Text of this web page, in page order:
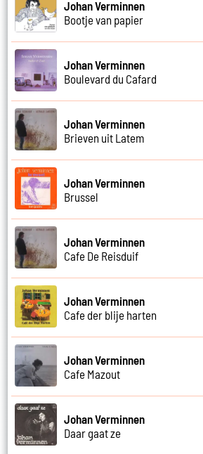
Johan Verminnen
Bootje van papier
Johan Verminnen
Boulevard du Cafard
Johan Verminnen
Brieven uit Latem
Johan Verminnen
Brussel
Johan Verminnen
Cafe De Reisduif
Johan Verminnen
Cafe der blije harten
Johan Verminnen
Cafe Mazout
Johan Verminnen
Daar gaat ze